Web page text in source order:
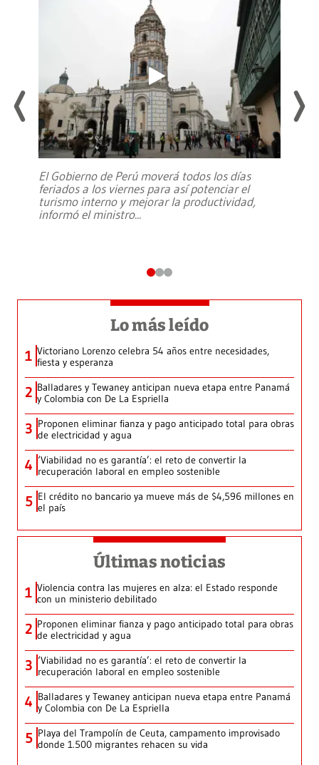
El Gobierno de Perú moverá todos los días
feriados a los viernes para así potenciar el
turismo interno y mejorar la productividad,
informó el ministro...
Lo más leído
1 Victoriano Lorenzo celebra 54 años entre necesidades,
fiesta y esperanza
2 Balladares y Tewaney anticipan nueva etapa entre Panamá
y Colombia con De La Espriella
3 Proponen eliminar fianza y pago anticipado total para obras
de electricidad y agua
4 ‘Viabilidad no es garantía’: el reto de convertir la
recuperación laboral en empleo sostenible
5 El crédito no bancario ya mueve más de $4,596 millones en
el país
Últimas noticias
1 Violencia contra las mujeres en alza: el Estado responde
con un ministerio debilitado
2 Proponen eliminar fianza y pago anticipado total para obras
de electricidad y agua
3 ‘Viabilidad no es garantía’: el reto de convertir la
recuperación laboral en empleo sostenible
4 Balladares y Tewaney anticipan nueva etapa entre Panamá
y Colombia con De La Espriella
5 Playa del Trampolín de Ceuta, campamento improvisado
donde 1.500 migrantes rehacen su vida